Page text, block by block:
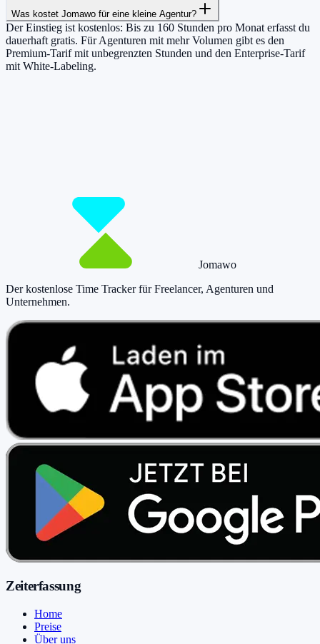
Was kostet Jomawo für eine kleine Agentur?
Der Einstieg ist kostenlos: Bis zu 160 Stunden pro Monat erfasst du
dauerhaft gratis. Für Agenturen mit mehr Volumen gibt es den
Premium-Tarif mit unbegrenzten Stunden und den Enterprise-Tarif
mit White-Labeling.
Jomawo
Der kostenlose Time Tracker für Freelancer, Agenturen und
Unternehmen.
Zeiterfassung
Home
Preise
Über uns